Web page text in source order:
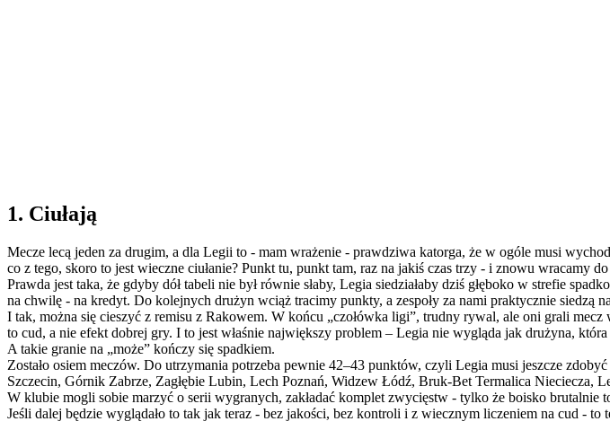
1. Ciułają
Mecze lecą jeden za drugim, a dla Legii to - mam wrażenie - prawdziwa katorga, że w ogóle musi
co z tego, skoro to jest wieczne ciułanie? Punkt tu, punkt tam, raz na jakiś czas trzy - i znowu wracamy
Prawda jest taka, że gdyby dół tabeli nie był równie słaby, Legia siedziałaby dziś głęboko w strefie
na chwilę - na kredyt. Do kolejnych drużyn wciąż tracimy punkty, a zespoły za nami praktycznie siedzą
I tak, można się cieszyć z remisu z Rakowem. W końcu „czołówka ligi”, trudny rywal, ale oni grali
to cud, a nie efekt dobrej gry. I to jest właśnie największy problem – Legia nie wygląda jak drużyna,
A takie granie na „może” kończy się spadkiem.
Zostało osiem meczów. Do utrzymania potrzeba pewnie 42–43 punktów, czyli Legia musi jeszcze
Szczecin, Górnik Zabrze, Zagłębie Lubin, Lech Poznań, Widzew Łódź, Bruk-Bet Termalica Nieciecza,
W klubie mogli sobie marzyć o serii wygranych, zakładać komplet zwycięstw - tylko że boisko
Jeśli dalej będzie wyglądało to tak jak teraz - bez jakości, bez kontroli i z wiecznym liczeniem na cud -